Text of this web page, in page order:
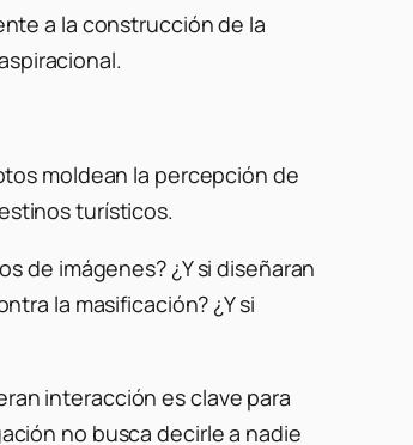
a la construcción de la
moldean la percepción de
turísticos.
de imágenes? ¿Y si diseñaran
la masificación? ¿Y si
interacción es clave para
no busca decirle a nadie